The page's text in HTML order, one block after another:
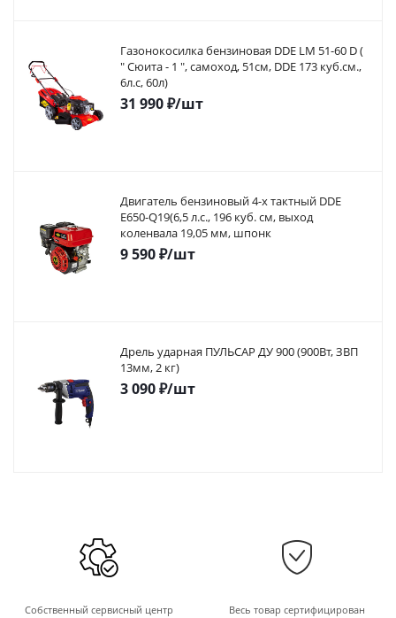
Газонокосилка бензиновая DDE LM 51-60 D (
" Сюита - 1 ", самоход, 51cм, DDE 173 куб.см.,
6л.с, 60л)
31 990₽/шт
Двигатель бензиновый 4-х тактный DDE
E650-Q19(6,5 л.с., 196 куб. см, выход
коленвала 19,05 мм, шпонк
9 590₽/шт
Дрель ударная ПУЛЬСАР ДУ 900 (900Вт, ЗВП
13мм, 2 кг)
3 090₽/шт
Собственный сервисный центр Весь товар сертифицирован